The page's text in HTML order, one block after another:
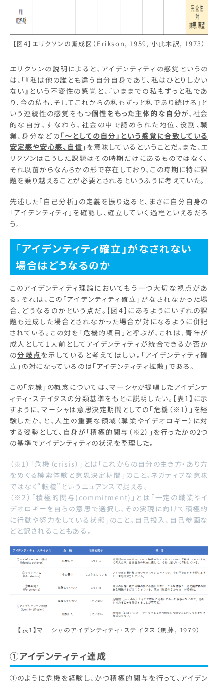
【図4】エリクソンの漸成図（Erikson, 1959, 小此木訳, 1973）
エリクソンの説明によると、アイデンティティの感覚というの
は、「『私は他の誰とも違う自分自身であり、私はひとりしかい
ない』という不変性の感覚と、『いままでの私もずっと私であ
り、今の私も、そしてこれからの私もずっと私であり続ける』と
いう連続性の感覚をもつ個性をもった主体的な自分が、社会
的な自分、すなわち、社会の中で認められた地位、役割、職
業、身分などの 「～としての自分」という感覚に合致している
安定感や安心感、自信 」を意味しているということだ。また、エ
リクソンはこうした課題はその時期だけにあるものではなく、
それ以前からなんらかの形で存在しており、この時期に特に課
題を乗り越えることが必要とされるというふうに考えていた。
先述した「自己分析」の定義を振り返ると、まさに自分自身の
「アイデンティティ」を確認し、確立していく過程といえるだろ
う。
「アイデンティティ確立」がなされない
場合はどうなるのか
このアイデンティティ理論においてもう一つ大切な視点があ
る。それは、この「アイデンティティ確立」がなされなかった場
合、どうなるのかという点だ。【図4】にあるようにいずれの課
題も達成した場合とされなかった場合が対になるように併記
されている。この対を「危機的項目」と呼ぶが、これは、青年が
成人として1人前としてアイデンティティが統合できるか否か
の分岐点を示していると考えてほしい。「アイデンティティ確
立」の対になっているのは「アイデンティティ拡散」である。
この「危機」の概念については、マーシャが提唱したアイデンテ
ィティ・ステイタスの分類基準をもとに説明したい。【表1】に示
すように、マーシャは意思決定期間としての「危機（※1）」を経
験したか、と、人生の重要な領域（職業やイデオロギー）に対
する姿勢として、自身が「積極的関与（※2）」を行ったかの2つ
の基準でアイデンティティの状況を整理した。
（※1）「危機（crisis）」とは「これからの自分の生き方・あり方
をめぐる模索体験と意思決定期間」のこと。ネガティブな意味
ではなく“転機”というニュアンスで捉える。
（※2）「積極的関与(commitment)」とは「一定の職業やイ
デオロギーを自らの意思で選択し、その実現に向けて積極的
に行動や努力をしている状態」のこと。自己投入、自己参画な
どと訳されることもある。
【表1】マーシャのアイデンティティ・ステイタス（無藤, 1979）
①アイデンティティ達成
①のように危機を経験し、かつ積極的関与を行って、アイデン